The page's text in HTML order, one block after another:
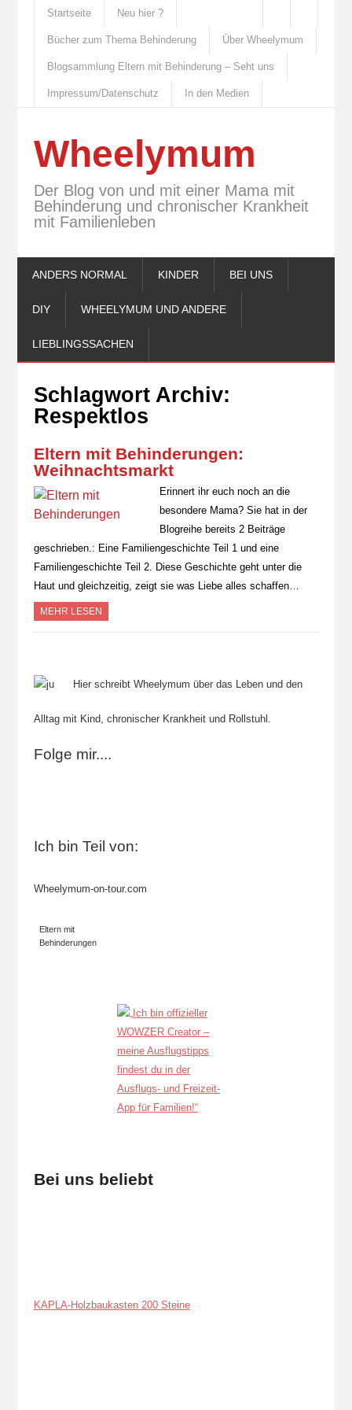
Startseite Neu hier ?
Bücher zum Thema Behinderung Über Wheelymum
Blogsammlung Eltern mit Behinderung – Seht uns
Impressum/Datenschutz In den Medien
Wheelymum
Der Blog von und mit einer Mama mit
Behinderung und chronischer Krankheit
mit Familienleben
ANDERS NORMAL KINDER BEI UNS
DIY WHEELYMUM UND ANDERE
LIEBLINGSSACHEN
Schlagwort Archiv:
Respektlos
Eltern mit Behinderungen:
Weihnachtsmarkt
Erinnert ihr euch noch an die
besondere Mama? Sie hat in der
Blogreihe bereits 2 Beiträge
geschrieben.: Eine Familiengeschichte Teil 1 und eine
Familiengeschichte Teil 2. Diese Geschichte geht unter die
Haut und gleichzeitig, zeigt sie was Liebe alles schaffen…
MEHR LESEN
Hier schreibt Wheelymum über das Leben und den
Alltag mit Kind, chronischer Krankheit und Rollstuhl.
Folge mir....
Ich bin Teil von:
Wheelymum-on-tour.com
Eltern mit
Behinderungen
Bei uns beliebt
KAPLA-Holzbaukasten 200 Steine